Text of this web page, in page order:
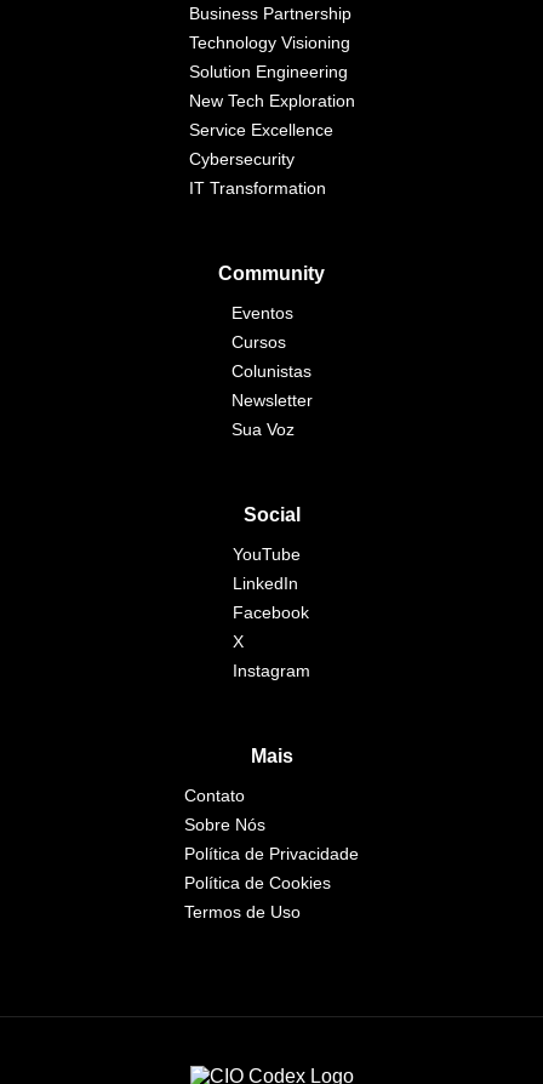
Business Partnership
Technology Visioning
Solution Engineering
New Tech Exploration
Service Excellence
Cybersecurity
IT Transformation
Community
Eventos
Cursos
Colunistas
Newsletter
Sua Voz
Social
YouTube
LinkedIn
Facebook
X
Instagram
Mais
Contato
Sobre Nós
Política de Privacidade
Política de Cookies
Termos de Uso